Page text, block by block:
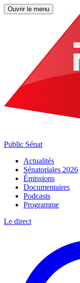
Ouvrir le menu
Public Sénat
Actualités
Sénatoriales 2026
Émissions
Documentaires
Podcasts
Programme
Le direct